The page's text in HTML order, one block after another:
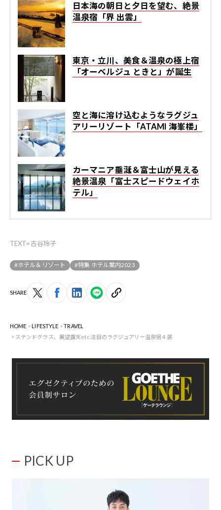
日本海の朝日と夕日を望む、絶景
温泉宿「界 出雲」
東京・立川、美食＆温泉の極上宿
「オーベルジュ ときと」が誕生
空と海に溶け込むようなラグジュ
アリーリゾート「ATAMI 海峯楼」
カーマニア垂涎＆富士山が見える
絶景温泉「富士スピードウェイホ
テル」
TEXT=古谷玲子
#ホテル＆リゾート #特集 ホテル案内2023
SHARE
HOME LIFESTYLE
TRAVEL
ステンドグラス、展望露天etc.注目のラグジュアリー温泉宿４選
PICK UP